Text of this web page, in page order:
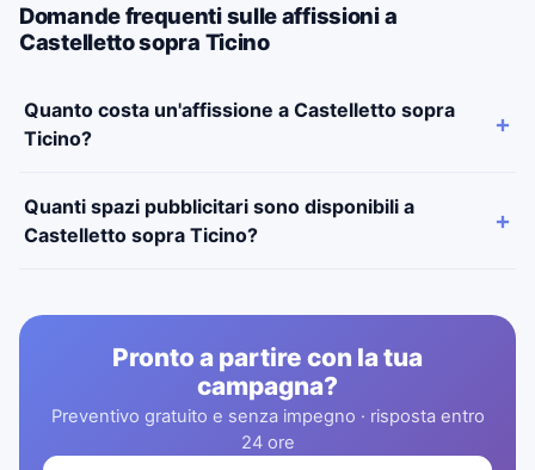
Domande frequenti sulle affissioni a
Castelletto sopra Ticino
Quanto costa un'affissione a Castelletto sopra
Ticino?
Quanti spazi pubblicitari sono disponibili a
Castelletto sopra Ticino?
Pronto a partire con la tua
campagna?
Preventivo gratuito e senza impegno · risposta entro
24 ore